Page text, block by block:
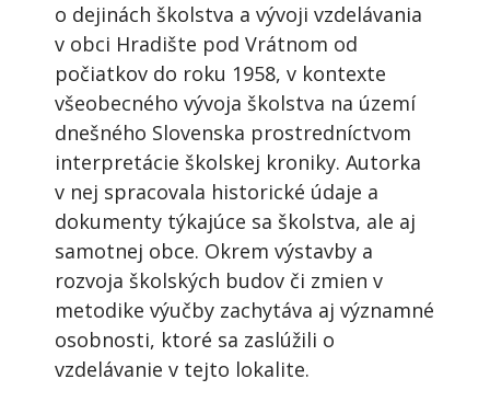
o dejinách školstva a vývoji vzdelávania
v obci Hradište pod Vrátnom od
počiatkov do roku 1958, v kontexte
všeobecného vývoja školstva na území
dnešného Slovenska prostredníctvom
interpretácie školskej kroniky. Autorka
v nej spracovala historické údaje a
dokumenty týkajúce sa školstva, ale aj
samotnej obce. Okrem výstavby a
rozvoja školských budov či zmien v
metodike výučby zachytáva aj významné
osobnosti, ktoré sa zaslúžili o
vzdelávanie v tejto lokalite.